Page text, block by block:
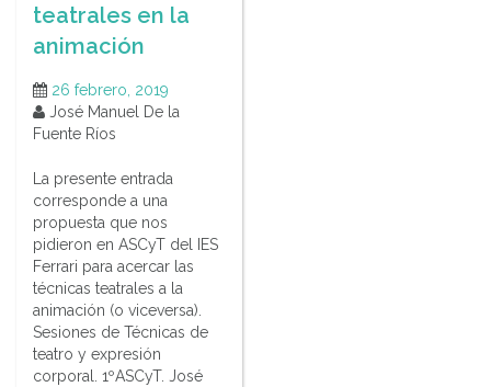
teatrales en la
animación
26 febrero, 2019
José Manuel De la
Fuente Ríos
La presente entrada
corresponde a una
propuesta que nos
pidieron en ASCyT del IES
Ferrari para acercar las
técnicas teatrales a la
animación (o viceversa).
Sesiones de Técnicas de
teatro y expresión
corporal. 1ºASCyT. José